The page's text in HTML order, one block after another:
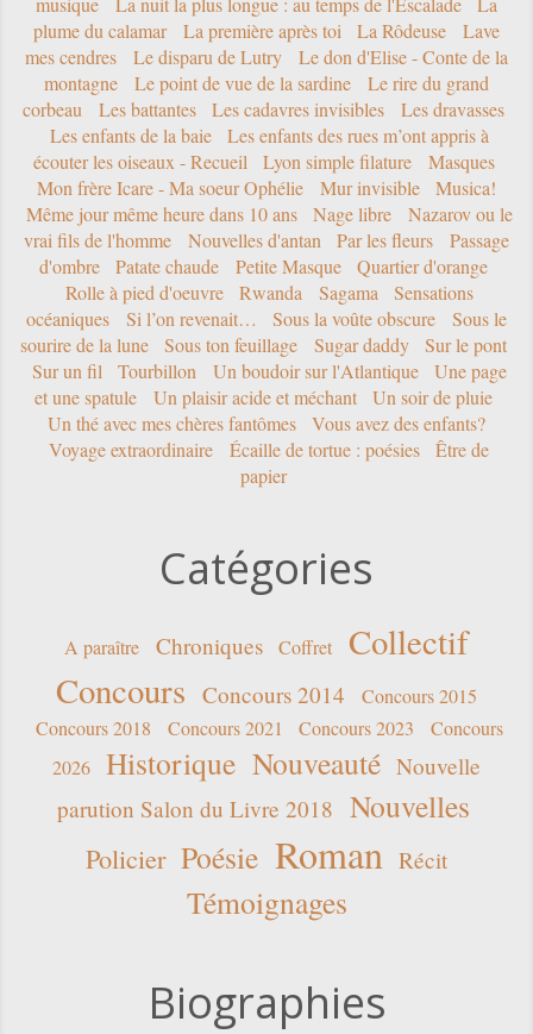
plume du calamar
La première après toi La Rôdeuse
Lave
mes cendres
Le disparu de Lutry
Le don d'Elise - Conte de la
montagne
Le point de vue de la sardine
Le rire du grand
corbeau
Les battantes Les cadavres invisibles
Les dravasses
Les enfants de la baie
Les enfants des rues m’ont appris à
écouter les oiseaux - Recueil
Lyon simple filature
Masques
Mon frère Icare - Ma soeur Ophélie
Mur invisible
Musica!
Même jour même heure dans 10 ans
Nage libre
Nazarov ou le
vrai fils de l'homme
Nouvelles d'antan Par les fleurs
Passage
d'ombre
Patate chaude Petite Masque
Quartier d'orange
Rolle à pied d'oeuvre
Rwanda Sagama
Sensations
océaniques
Si l’on revenait… Sous la voûte obscure
Sous le
sourire de la lune
Sous ton feuillage Sugar daddy
Sur le pont
Sur un fil
Tourbillon Un boudoir sur l'Atlantique
Une page
et une spatule
Un plaisir acide et méchant
Un soir de pluie
Un thé avec mes chères fantômes
Vous avez des enfants?
Voyage extraordinaire
Écaille de tortue : poésies
Être de
papier
Catégories
A paraître Chroniques Coffret
Collectif
Concours Concours 2014
Concours 2015
Concours 2018
Concours 2021 Concours 2023
Concours
2026
Historique Nouveauté Nouvelle
parution Salon du Livre 2018 Nouvelles
Policier Poésie Roman Récit
Témoignages
Biographies